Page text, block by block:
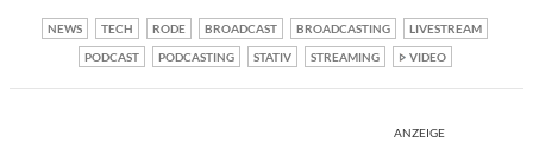
NEWS TECH RODE BROADCAST BROADCASTING
LIVESTREAM
PODCAST
PODCASTING STATIV STREAMING VIDEO
ANZEIGE